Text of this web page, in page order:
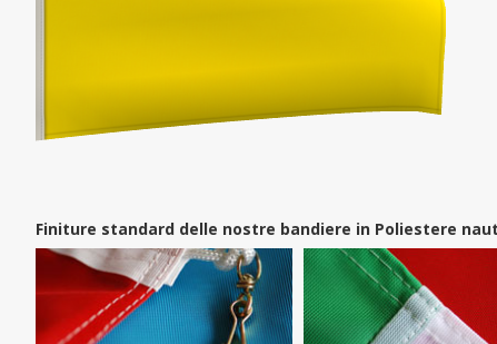
Finiture standard delle nostre bandiere in Poliestere